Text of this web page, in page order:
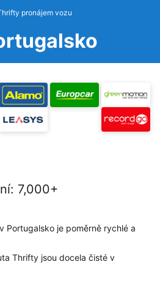
pronájem vozu
: 7,000+
Portugalsko je poměrně rychlé a
Thrifty jsou docela čisté v